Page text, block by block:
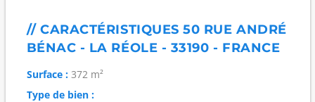
// CARACTÉRISTIQUES 50 RUE ANDRÉ
BÉNAC - LA RÉOLE - 33190 - FRANCE
Surface :372 m²
Type de bien :